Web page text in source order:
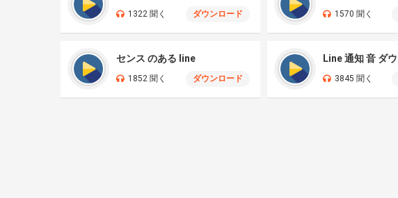
1322 聞く ダウンロード 1570 聞く
センス のある line
1852 聞く ダウンロード 3845 聞く